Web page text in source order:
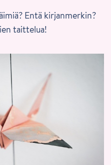
Entä kirjanmerkin?
taittelua!